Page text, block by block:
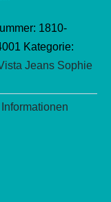
1810-
Kategorie:
Jeans Sophie